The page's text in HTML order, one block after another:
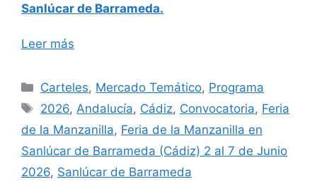
Sanlúcar de Barrameda.
Leer más
Categorías
Carteles, Mercado Temático, Programa
Etiquetas
2026,Andalucía, Cádiz, Convocatoria, Feria
de la Manzanilla, Feria de la Manzanilla en
Sanlúcar de Barrameda (Cádiz) 2 al 7 de Junio
2026, Sanlúcar de Barrameda